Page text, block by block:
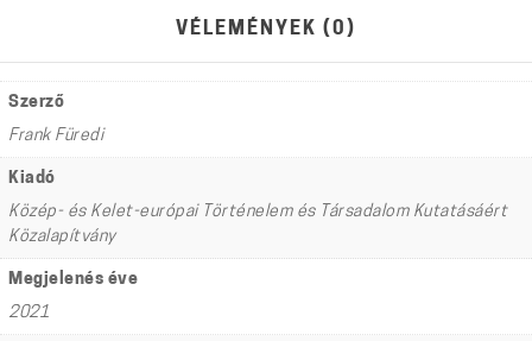
VÉLEMÉNYEK (0)
Szerző
Frank Füredi
Kiadó
Közép- és Kelet-európai Történelem és Társadalom Kutatásáért
Közalapítvány
Megjelenés éve
2021